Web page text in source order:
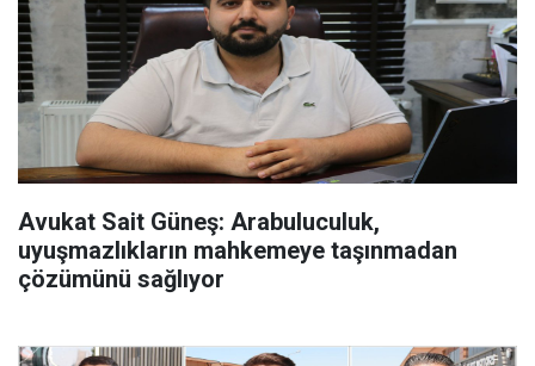
Avukat Sait Güneş: Arabuluculuk,
uyuşmazlıkların mahkemeye taşınmadan
çözümünü sağlıyor